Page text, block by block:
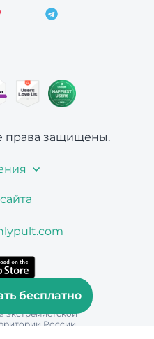
права защищены.
и
экстремистской
России
бесплатно